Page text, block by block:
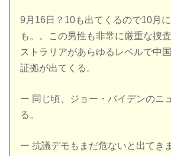
9月16日？10も出てくるので10月
も。。この男性も非常に厳重な捜
ストラリアがあらゆるレベルで中
証拠が出てくる。
ー 同じ頃、ジョー・バイデンのニ
る。
ー 抗議デモもまだ危ないと出てき